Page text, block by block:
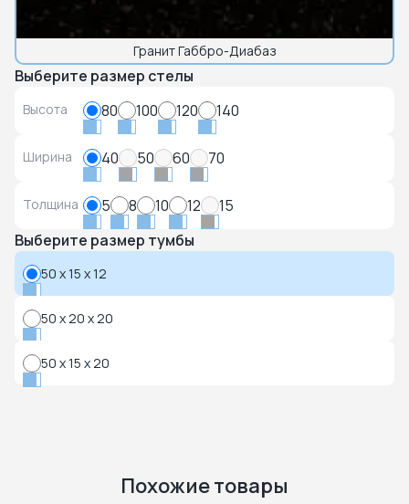
Гранит Габбро-Диабаз
Выберите размер стелы
Высота 80 100 120 140
Ширина 40 50 60 70
Толщина 5 8 10 12
15
Выберите размер тумбы
50 x 15 x 12
50 x 20 x 20
50 x 15 x 20
Похожие товары